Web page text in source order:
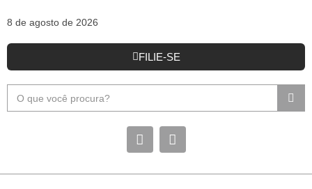
8 de agosto de 2026
FILIE-SE